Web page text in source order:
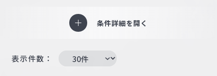
条件詳細を開く
表示件数：